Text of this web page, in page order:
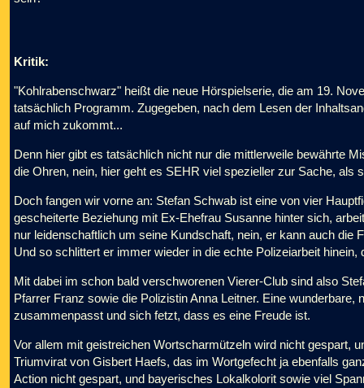
Kritik:
"Kohlrabenschwarz" heißt die neue Hörspielserie, die am 19.
tatsächlich Programm. Zugegeben, nach dem Lesen der
auf mich zukommt...
Denn hier gibt es tatsächlich nicht nur die mittlerweile bewährte
die Ohren, nein, hier geht es SEHR viel spezieller zur Sache, als
Doch fangen wir vorne an: Stefan Schwab ist eine von vier
gescheiterte Beziehung mit Ex-Ehefrau Susanne hinter sich,
nur leidenschaftlich um seine Kundschaft, nein, er kann auch die
Und so schlittert er immer wieder in die echte Polizeiarbeit hinein,
Mit dabei im schon bald verschworenen Vierer-Club sind also
Pfarrer Franz sowie die Polizistin Anna Leitner. Eine wunderbare,
zusammenpasst und sich fetzt, dass es eine Freude ist.
Vor allem mit geistreichen Wortscharmützeln wird nicht gespart,
Triumvirat von Gisbert Haefs, das im Wortgefecht ja ebenfalls
Action nicht gespart, und bayerisches Lokalkolorit sowie viel